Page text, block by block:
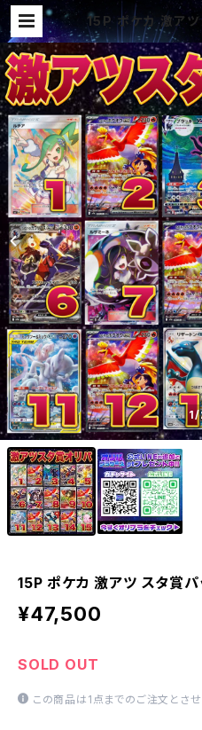
15P ポケカ 激アツ
パ | オリパ ブラ
店 (ポケカ、ワンピ
イス、ドラ
1/
15P ポケカ 激アツ スタ賞パ
¥47,500
SOLD OUT
この商品は1点までのご注文とさせ